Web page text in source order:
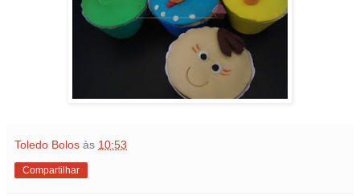
Toledo Bolos às 10:53
Compartilhar